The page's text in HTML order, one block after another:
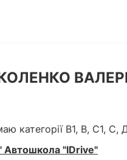
категорії В1, В, С1,
"IDrive"